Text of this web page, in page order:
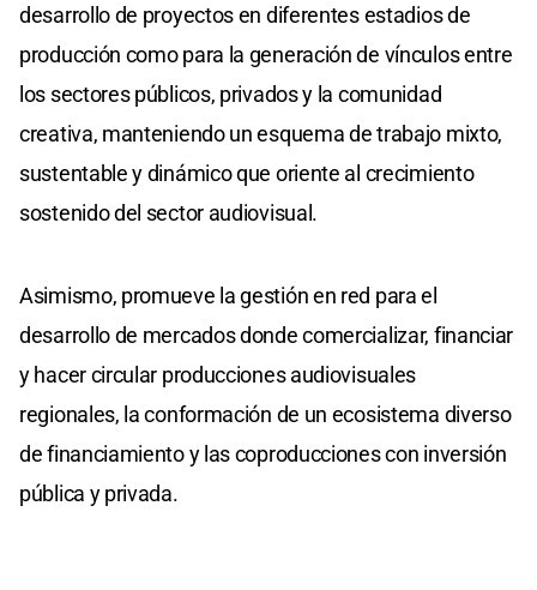
desarrollo de proyectos en diferentes estadios de
producción como para la generación de vínculos entre
los sectores públicos, privados y la comunidad
creativa, manteniendo un esquema de trabajo mixto,
sustentable y dinámico que oriente al crecimiento
sostenido del sector audiovisual.
Asimismo, promueve la gestión en red para el
desarrollo de mercados donde comercializar, financiar
y hacer circular producciones audiovisuales
regionales, la conformación de un ecosistema diverso
de financiamiento y las coproducciones con inversión
pública y privada.